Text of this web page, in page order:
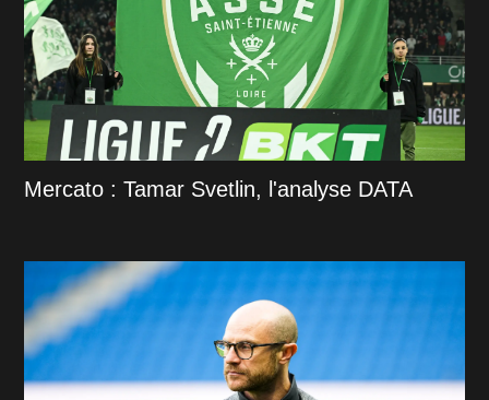
Mercato : Tamar Svetlin, l'analyse DATA